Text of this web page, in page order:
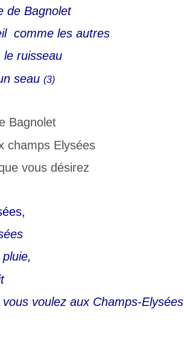
de Bagnolet
comme les autres
le ruisseau
seau (3)
Bagnolet
champs Elysées
vous désirez
voulez aux Champs-Elysées